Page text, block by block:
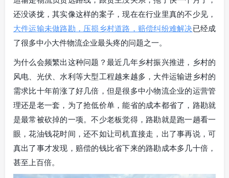
还没谈拢，其实像这样的案子，现在在行业里真的不少见，
大件运输未做路勘，压损乡村道路，赔偿纠纷难解决已经成
了很多中小大件物流企业最头疼的问题之一。
为什么会频繁出这种问题？最近几年乡村振兴推进，乡村的
风电、光伏、水利等大型工程越来越多，大件运输进乡村的
需求比十年前涨了好几倍，但是很多中小物流企业的运营管
理还是老一套，为了抢低价单，能省的成本都省了，路勘就
是最常被砍掉的一项。不少老板觉得，路勘就是跑一趟看一
眼，花油钱花时间，还不如让司机直接走，出了事再说，可
真出了事才发现，赔偿的钱比省下来的路勘成本多几十倍，
甚至上百倍。